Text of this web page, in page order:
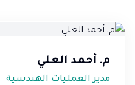
م. أحمد العلي
مدير العمليات الهندسية